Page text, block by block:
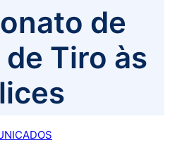
de
Tiro às